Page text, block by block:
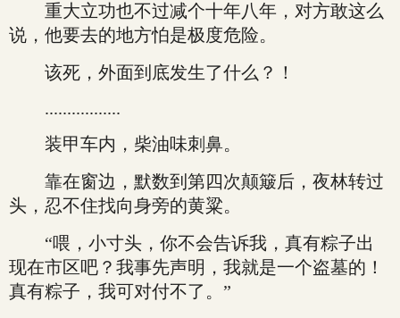
重大立功也不过减个十年八年，对方敢这么
说，他要去的地方怕是极度危险。
该死，外面到底发生了什么？！
.................
装甲车内，柴油味刺鼻。
靠在窗边，默数到第四次颠簸后，夜林转过
头，忍不住找向身旁的黄粱。
“喂，小寸头，你不会告诉我，真有粽子出
现在市区吧？我事先声明，我就是一个盗墓的！
真有粽子，我可对付不了。”